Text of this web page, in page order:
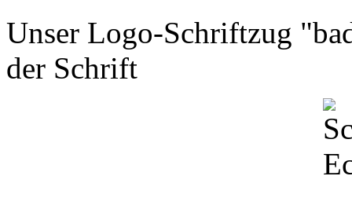
Unser Logo-Schriftzug
der Schrift